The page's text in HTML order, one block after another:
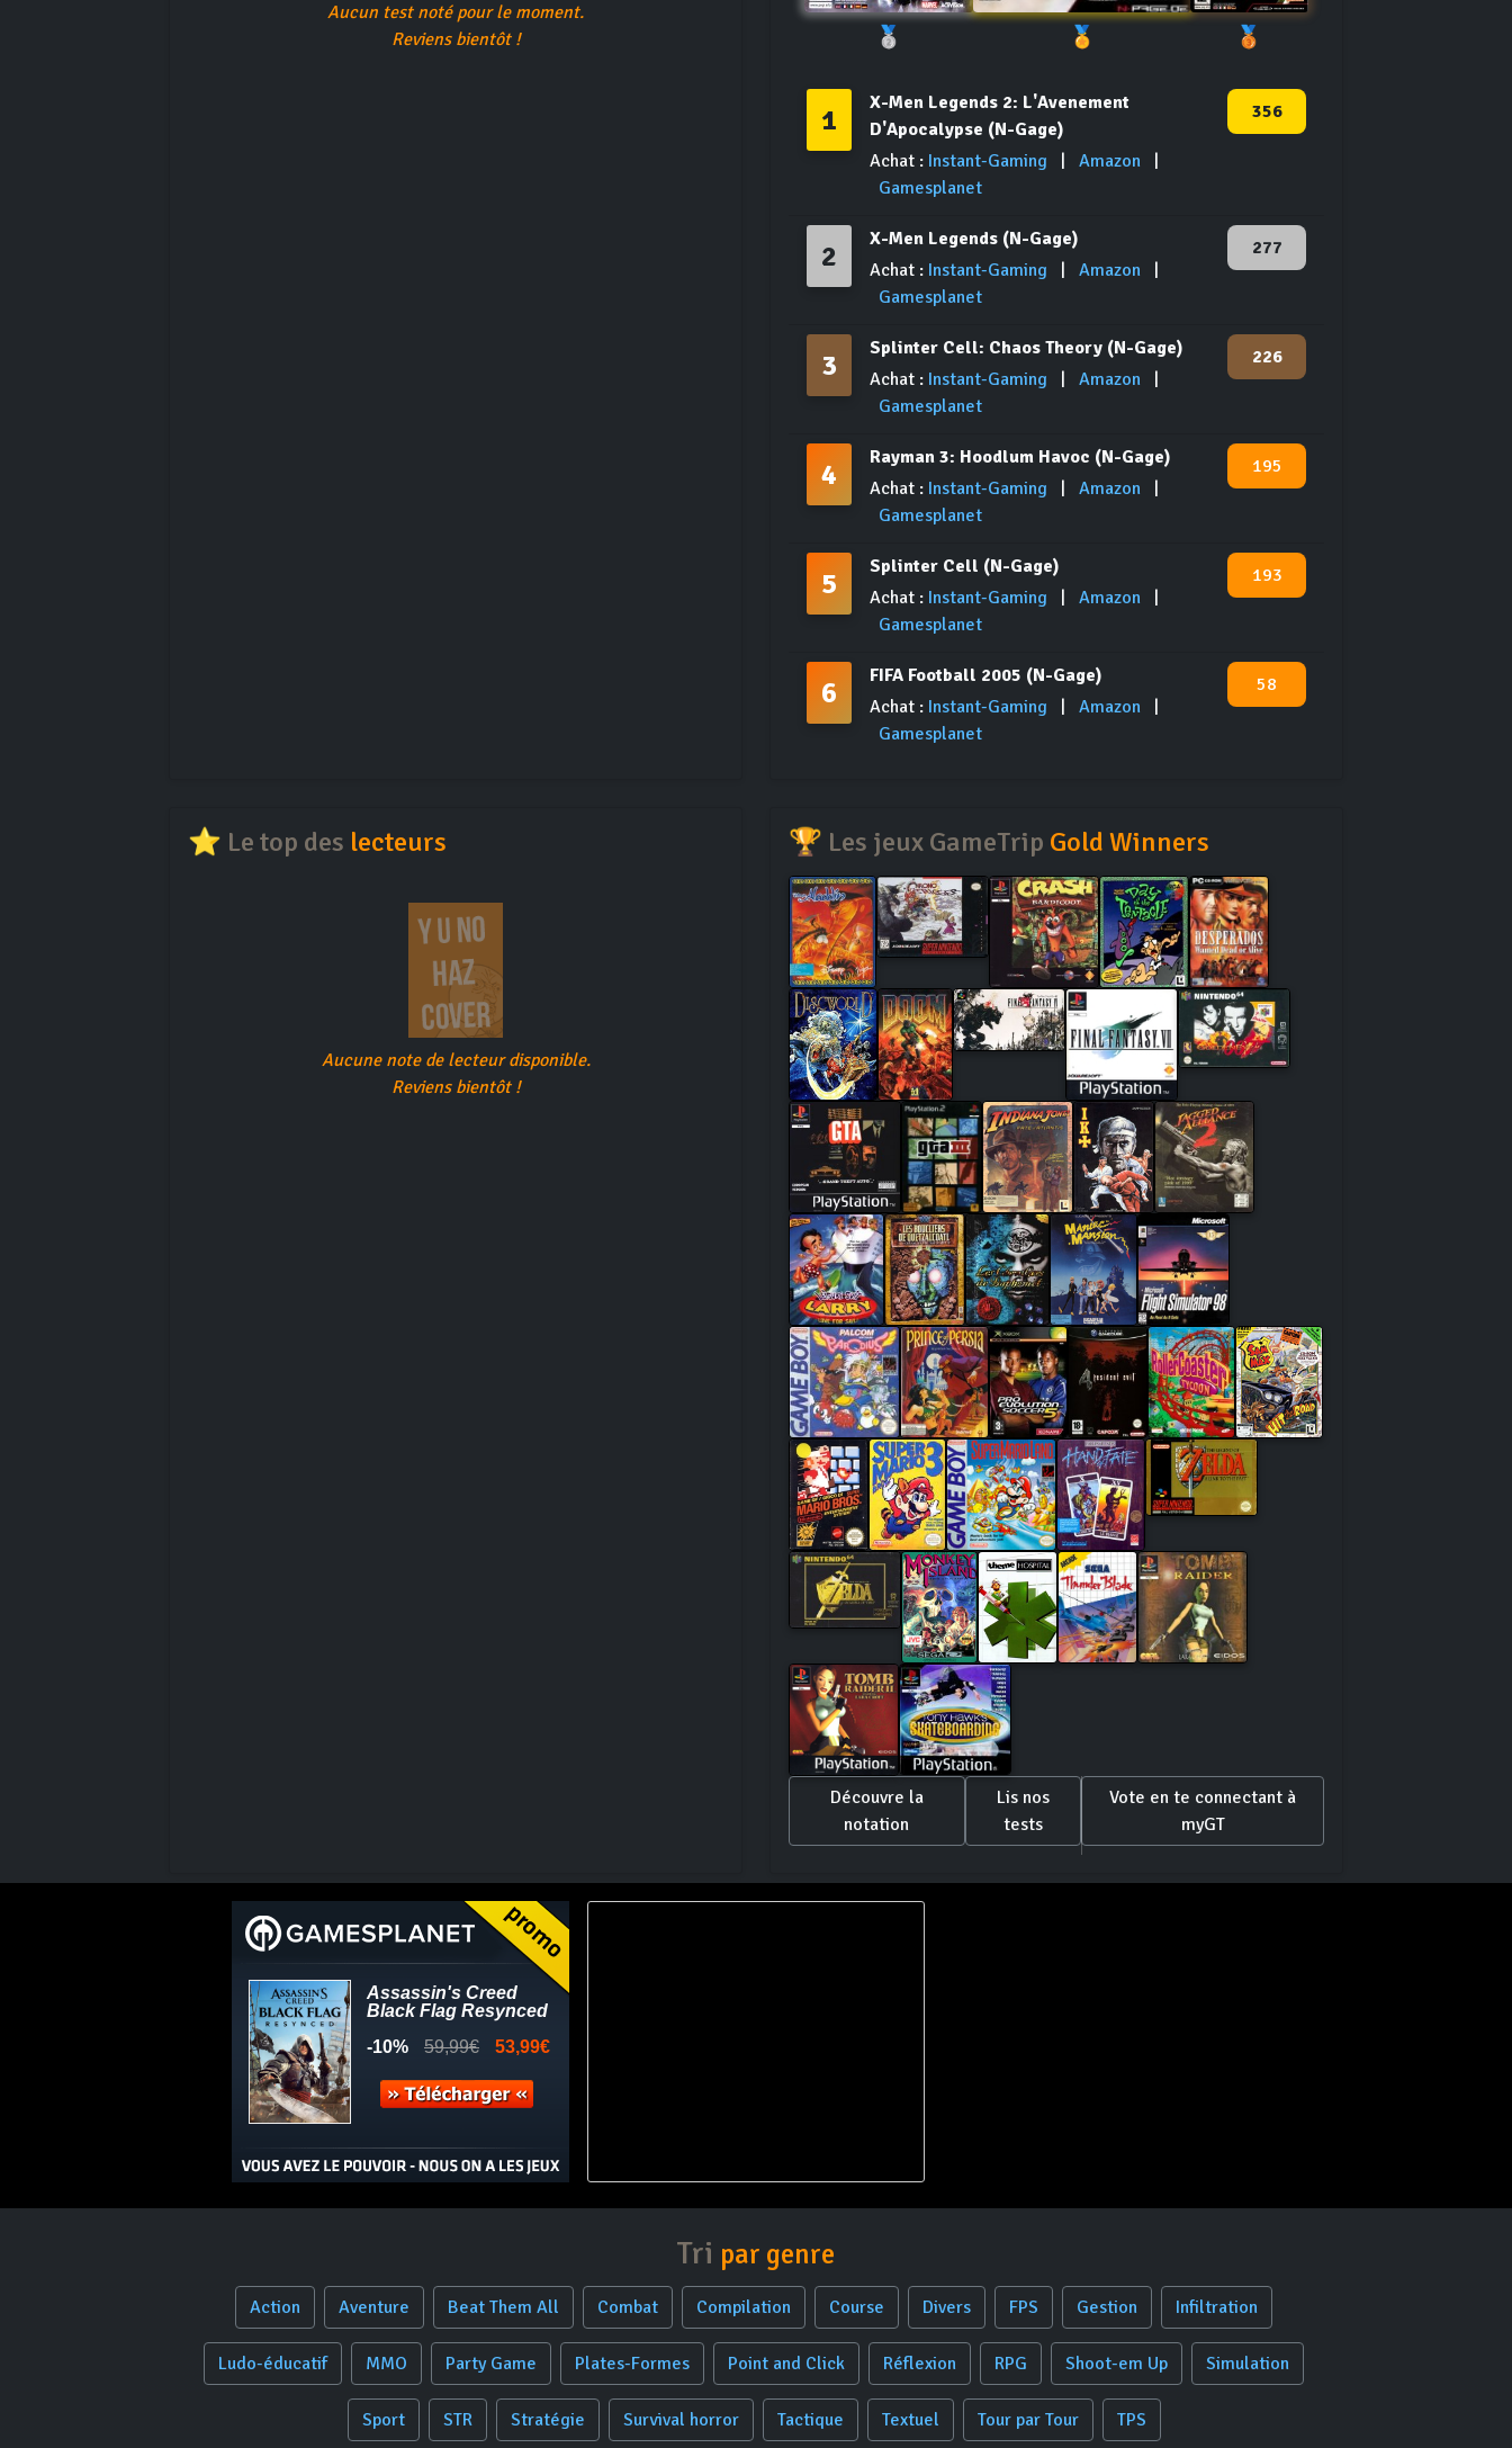
Aucun test noté pour le moment.
Reviens bientôt !
🥈 🏅 🥉
1
X-Men Legends 2: L'Avenement
D'Apocalypse (N-Gage)
Achat : Instant-Gaming Amazon
Gamesplanet
356
2
X-Men Legends (N-Gage)
Achat : Instant-Gaming Amazon
Gamesplanet
277
3
Splinter Cell: Chaos Theory (N-Gage)
Achat : Instant-Gaming Amazon
Gamesplanet
226
4
Rayman 3: Hoodlum Havoc (N-Gage)
Achat : Instant-Gaming Amazon
Gamesplanet
195
5
Splinter Cell (N-Gage)
Achat : Instant-Gaming Amazon
Gamesplanet
193
6
FIFA Football 2005 (N-Gage)
Achat : Instant-Gaming Amazon
Gamesplanet
58
⭐ Le top des lecteurs
Aucune note de lecteur disponible.
Reviens bientôt !
🏆 Les jeux GameTrip Gold Winners
Découvre la
notation
Lis nos
tests
Vote en te connectant à
myGT
Tri par genre
Action Aventure Beat Them All Combat Compilation Course Divers FPS Gestion Infiltration
Ludo-éducatif MMO Party Game Plates-Formes Point and Click Réflexion RPG Shoot-em Up Simulation
Sport STR Stratégie Survival horror Tactique Textuel Tour par Tour TPS